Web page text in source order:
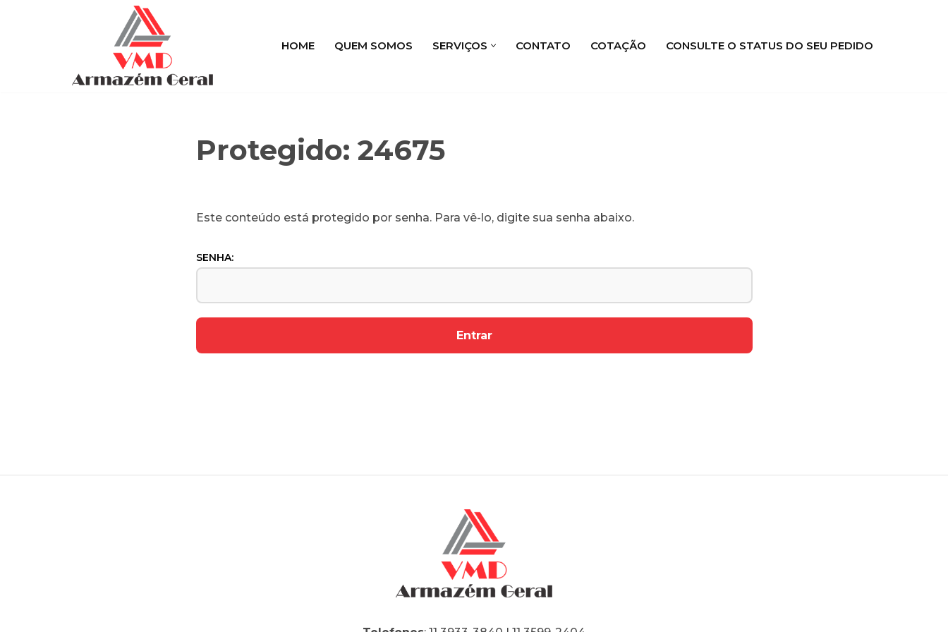
HOME QUEM SOMOS SERVIÇOS CONTATO COTAÇÃO CONSULTE O STATUS DO SEU PEDIDO
Protegido: 24675
Este conteúdo está protegido por senha. Para vê-lo, digite sua senha abaixo.
SENHA: